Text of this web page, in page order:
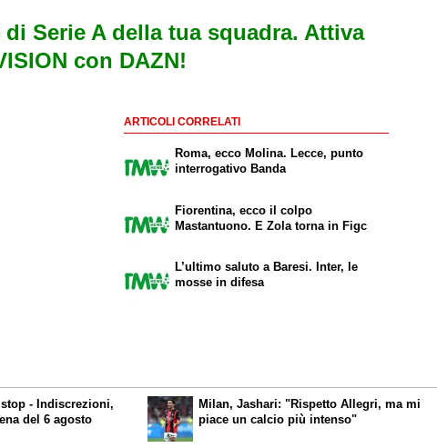
Serie A della tua squadra. Attiva
con DAZN!
ARTICOLI CORRELATI
Roma, ecco Molina. Lecce, punto
interrogativo Banda
Fiorentina, ecco il colpo
Mastantuono. E Zola torna in Figc
L’ultimo saluto a Baresi. Inter, le
mosse in difesa
- Indiscrezioni,
del 6 agosto
Milan, Jashari: "Rispetto Allegri, ma mi
piace un calcio più intenso"